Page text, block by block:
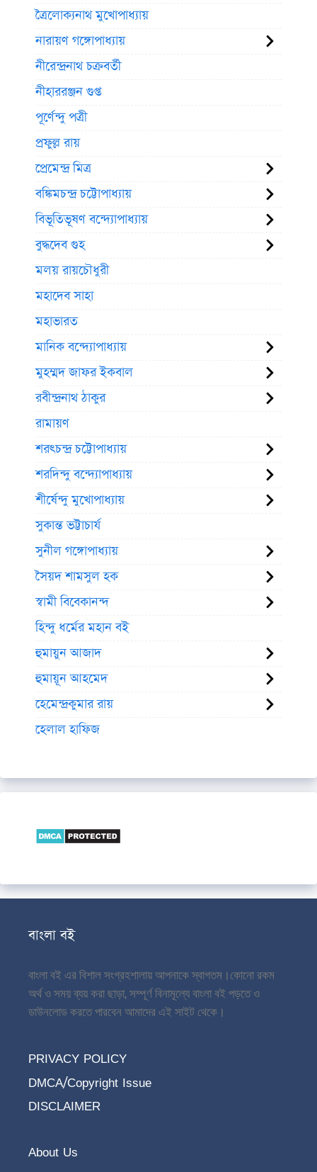
ত্রৈলোক্যনাথ মুখোপাধ্যায়
নারায়ণ গঙ্গোপাধ্যায়
নীরেন্দ্রনাথ চক্রবর্তী
নীহাররঞ্জন গুপ্ত
পূর্ণেন্দু পত্রী
প্রফুল্ল রায়
প্রেমেন্দ্র মিত্র
বঙ্কিমচন্দ্র চট্টোপাধ্যায়
বিভূতিভূষণ বন্দ্যোপাধ্যায়
বুদ্ধদেব গুহ
মলয় রায়চৌধুরী
মহাদেব সাহা
মহাভারত
মানিক বন্দ্যোপাধ্যায়
মুহম্মদ জাফর ইকবাল
রবীন্দ্রনাথ ঠাকুর
রামায়ণ
শরৎচন্দ্র চট্টোপাধ্যায়
শরদিন্দু বন্দ্যোপাধ্যায়
শীর্ষেন্দু মুখোপাধ্যায়
সুকান্ত ভট্টাচার্য
সুনীল গঙ্গোপাধ্যায়
সৈয়দ শামসুল হক
স্বামী বিবেকানন্দ
হিন্দু ধর্মের মহান বই
হুমায়ুন আজাদ
হুমায়ূন আহমেদ
হেমেন্দ্রকুমার রায়
হেলাল হাফিজ
বাংলা বই
বাংলা বই এর বিশাল সংগ্রহশালায় আপনাকে স্বাগতম।কোনো রকম
অর্থ ও সময় ব্যয় করা ছাড়া, সম্পূর্ণ বিনামূল্যে বাংলা বই পড়তে ও
ডাউনলোড করতে পারবেন আমাদের এই সাইট থেকে।
PRIVACY POLICY
DMCA/Copyright Issue
DISCLAIMER
About Us